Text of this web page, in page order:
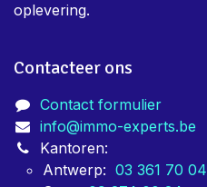
oplevering.
Contacteer ons
Contact formulier
info@immo-experts.be
Kantoren:
Antwerp: 03 361 70 04